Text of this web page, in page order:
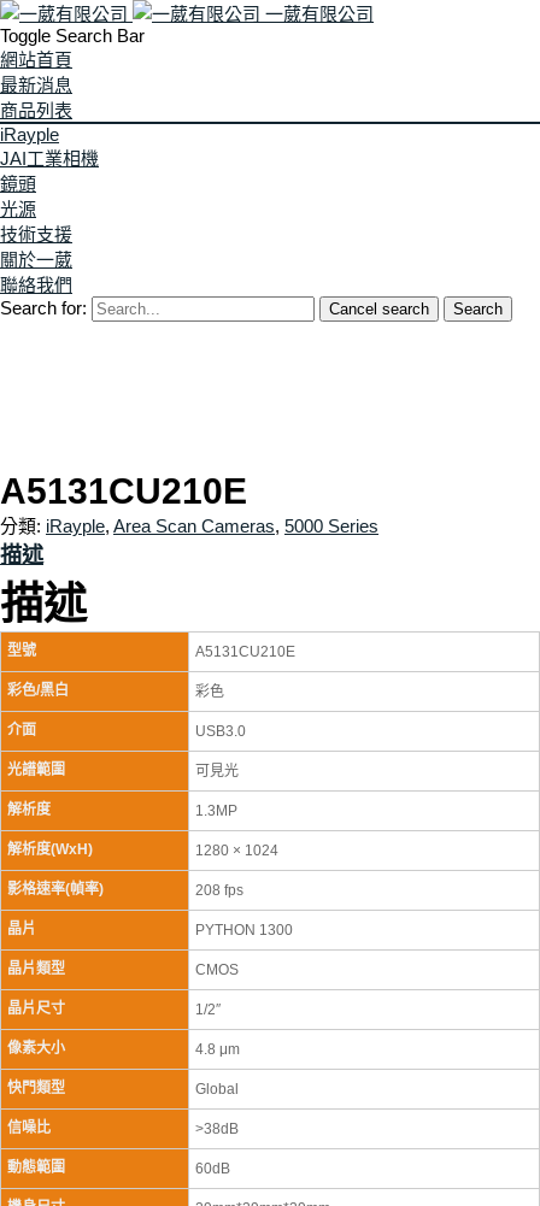
一葳有限公司
Toggle Search Bar
網站首頁
最新消息
商品列表
iRayple
JAI工業相機
鏡頭
光源
技術支援
關於一葳
聯絡我們
Search for:
Cancel search Search
A5131CU210E
分類: iRayple, Area Scan Cameras, 5000 Series
描述
描述
型號 A5131CU210E
彩色/黑白 彩色
介面 USB3.0
光譜範圍 可見光
解析度 1.3MP
解析度(WxH) 1280 × 1024
影格速率(幀率) 208 fps
晶片 PYTHON 1300
晶片類型 CMOS
晶片尺寸 1/2″
像素大小 4.8 μm
快門類型 Global
信噪比 >38dB
動態範圍 60dB